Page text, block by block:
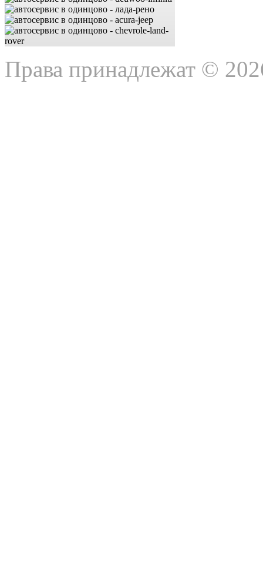
Права принадлежат ©